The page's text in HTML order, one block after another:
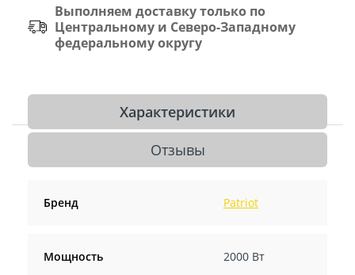
Выполняем доставку только по
Центральному и Северо-Западному
федеральному округу
Характеристики
Отзывы
Бренд Patriot
Мощность 2000 Вт